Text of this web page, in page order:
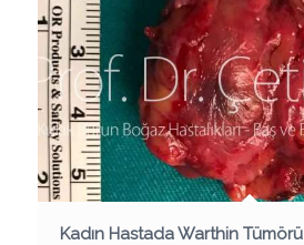
Kadın Hastada Warthin Tümörü